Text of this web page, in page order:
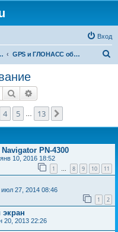
Вход
для навигации GPS и ГЛОНАСС оборудование
Поиск
из
4 5 13
PN-4300
10, 2016 18:52
1 … 8 9 10 11
июл 27, 2014 08:46
1 2
20, 2013 22:26